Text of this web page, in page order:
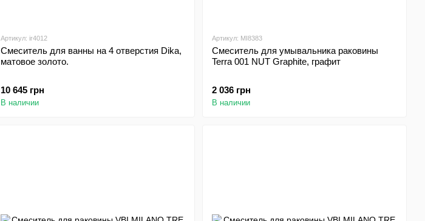
Артикул: ir4012
Смеситель для ванны на 4 отверстия Dika,
матовое золото.
10 645 грн
В наличии
Артикул: MI8383
Смеситель для умывальника раковины
Terra 001 NUT Graphite, графит
2 036 грн
В наличии